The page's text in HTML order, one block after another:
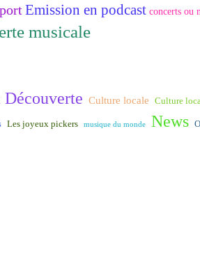
Emission en podcast concerts ou
musicale
Culture locale Culture
Les joyeux pickers musique du monde News